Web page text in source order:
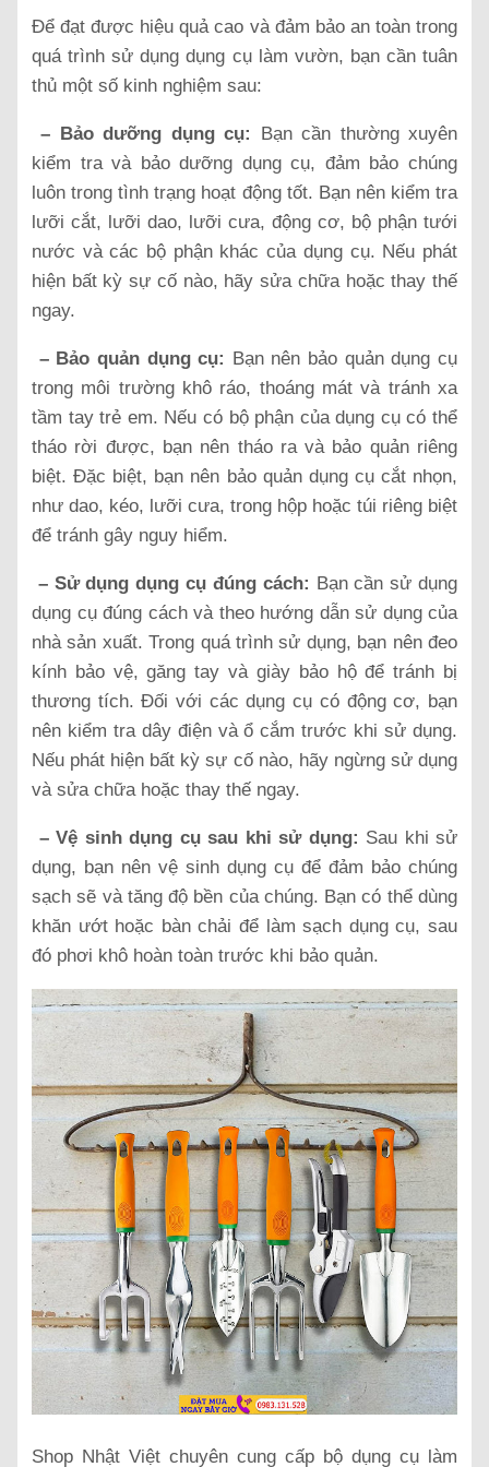
Để đạt được hiệu quả cao và đảm bảo an toàn trong
quá trình sử dụng dụng cụ làm vườn, bạn cần tuân
thủ một số kinh nghiệm sau:
– Bảo dưỡng dụng cụ:
Bạn cần thường xuyên
kiểm tra và bảo dưỡng dụng cụ, đảm bảo chúng
luôn trong tình trạng hoạt động tốt. Bạn nên kiểm tra
lưỡi cắt, lưỡi dao, lưỡi cưa, động cơ, bộ phận tưới
nước và các bộ phận khác của dụng cụ. Nếu phát
hiện bất kỳ sự cố nào, hãy sửa chữa hoặc thay thế
ngay.
– Bảo quản dụng cụ: Bạn nên bảo quản dụng cụ
trong môi trường khô ráo, thoáng mát và tránh xa
tầm tay trẻ em. Nếu có bộ phận của dụng cụ có thể
tháo rời được, bạn nên tháo ra và bảo quản riêng
biệt. Đặc biệt, bạn nên bảo quản dụng cụ cắt nhọn,
như dao, kéo, lưỡi cưa, trong hộp hoặc túi riêng biệt
để tránh gây nguy hiểm.
– Sử dụng dụng cụ đúng cách: Bạn cần sử dụng
dụng cụ đúng cách và theo hướng dẫn sử dụng của
nhà sản xuất. Trong quá trình sử dụng, bạn nên đeo
kính bảo vệ, găng tay và giày bảo hộ để tránh bị
thương tích. Đối với các dụng cụ có động cơ, bạn
nên kiểm tra dây điện và ổ cắm trước khi sử dụng.
Nếu phát hiện bất kỳ sự cố nào, hãy ngừng sử dụng
và sửa chữa hoặc thay thế ngay.
– Vệ sinh dụng cụ sau khi sử dụng: Sau khi sử
dụng, bạn nên vệ sinh dụng cụ để đảm bảo chúng
sạch sẽ và tăng độ bền của chúng. Bạn có thể dùng
khăn ướt hoặc bàn chải để làm sạch dụng cụ, sau
đó phơi khô hoàn toàn trước khi bảo quản.
Shop Nhật Việt chuyên cung cấp bộ dụng cụ làm